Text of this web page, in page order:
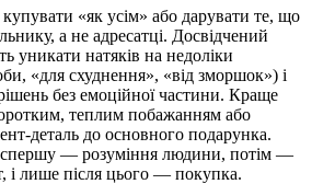
«як усім» або дарувати те, що
а не адресатці. Досвідчений
уникати натяків на недоліки
«для схуднення», «від зморшок») і
без емоційної частини. Краще
теплим побажанням або
деталь до основного подарунка.
— розуміння людини, потім —
і лише після цього — покупка.